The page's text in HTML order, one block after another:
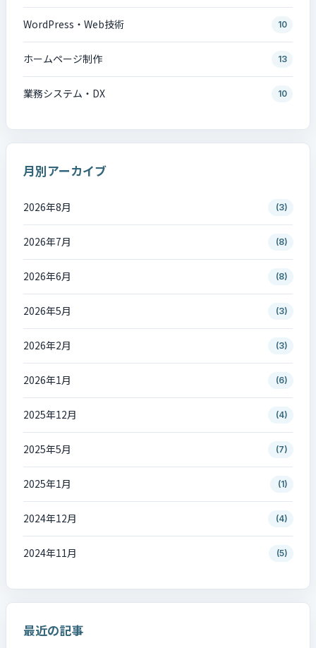
WordPress・Web技術 10
ホームページ制作 13
業務システム・DX 10
月別アーカイブ
2026年8月 (3)
2026年7月 (8)
2026年6月 (8)
2026年5月 (3)
2026年2月 (3)
2026年1月 (6)
2025年12月 (4)
2025年5月 (7)
2025年1月 (1)
2024年12月 (4)
2024年11月 (5)
最近の記事